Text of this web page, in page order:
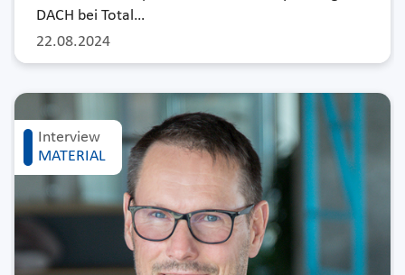
22.08.2024
DACH bei Total…
Interview
MATERIAL